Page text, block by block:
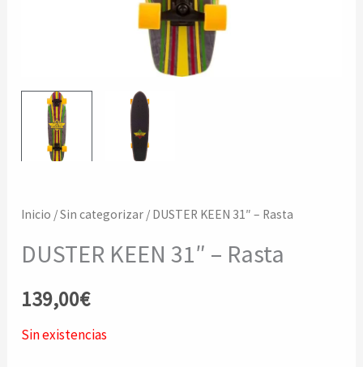
Inicio /Sin categorizar / DUSTER KEEN 31″ – Rasta
DUSTER KEEN 31″ – Rasta
139,00€
Sin existencias